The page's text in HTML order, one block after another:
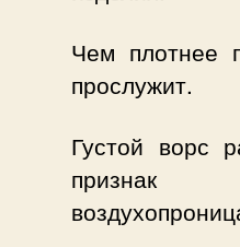
Чем плотнее
прослужит.
Густой ворс
признак